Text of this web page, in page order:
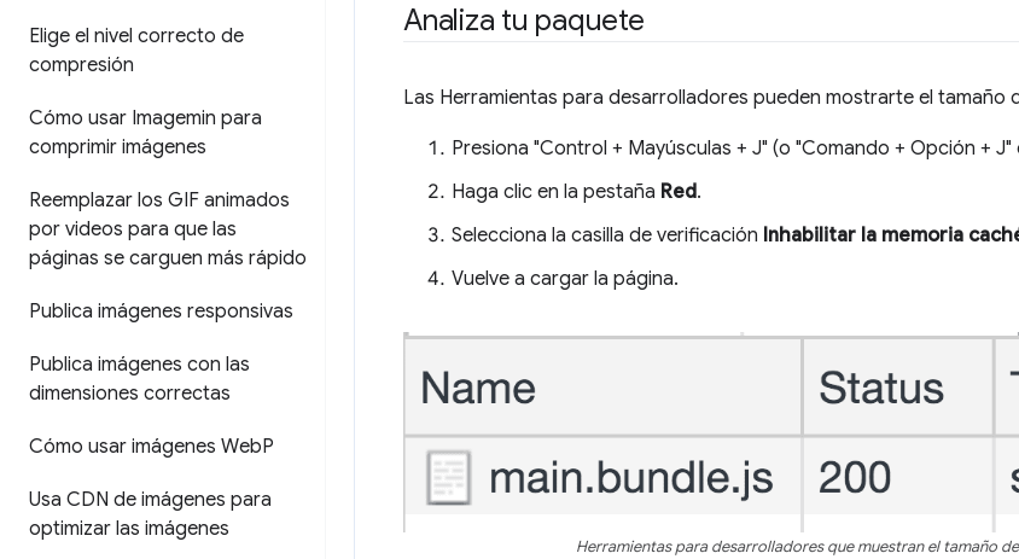
Elige el nivel correcto de
compresión
Cómo usar Imagemin para
comprimir imágenes
Reemplazar los GIF animados
por videos para que las
páginas se carguen más rápido
Publica imágenes responsivas
Publica imágenes con las
dimensiones correctas
Cómo usar imágenes WebP
Usa CDN de imágenes para
optimizar las imágenes
Analiza tu paquete
Las Herramientas para desarrolladores pueden mostrarte el tamaño
Presiona "Control + Mayúsculas + J" (o "Comando + Opción +
Haga clic en la pestaña Red.
Selecciona la casilla de verificación Inhabilitar la memoria
Vuelve a cargar la página.
Herramientas para desarrolladores que muestran el tamaño